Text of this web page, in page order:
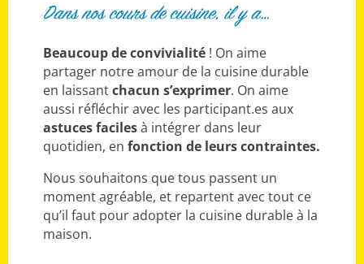
Dans nos cours de cuisine, il y a…
Beaucoup de convivialité! On aime
partager notre amour de la cuisine durable
en laissantchacun s’exprimer. On aime
aussi réfléchir avec les participant.es aux
astuces facilesà intégrer dans leur
quotidien, en fonction de leurs contraintes.
Nous souhaitons que tous passent un
moment agréable, et repartent avec tout ce
qu’il faut pour adopter la cuisine durable à la
maison.